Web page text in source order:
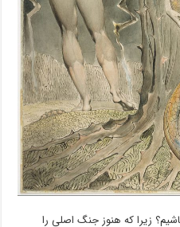
زیرا که هنوز جنگ اصلی را